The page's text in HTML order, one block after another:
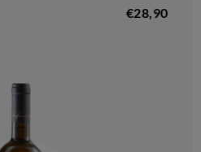
€28,90